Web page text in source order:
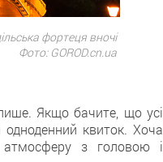
фортеця вночі
Фото: GOROD.cn.ua
Якщо бачите, що усі
квиток. Хоча
з головою і